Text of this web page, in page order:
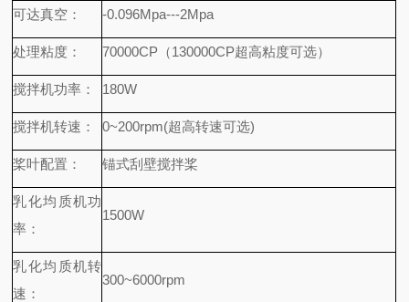
可达真空： -0.096Mpa---2Mpa
处理粘度： 70000CP（130000CP超高粘度可选）
搅拌机功率： 180W
搅拌机转速： 0~200rpm(超高转速可选)
桨叶配置： 锚式刮壁搅拌桨
乳化均质机功
率：
1500W
乳化均质机转
速：
300~6000rpm